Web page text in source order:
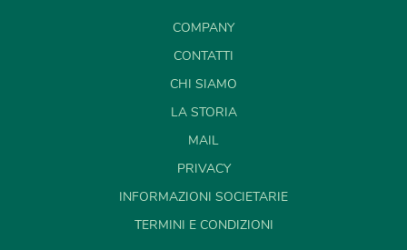
COMPANY
CONTATTI
CHI SIAMO
LA STORIA
MAIL
PRIVACY
INFORMAZIONI SOCIETARIE
TERMINI E CONDIZIONI